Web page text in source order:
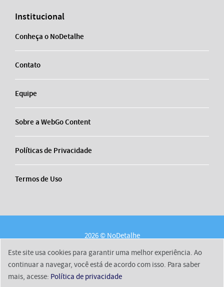
Institucional
Conheça o NoDetalhe
Contato
Equipe
Sobre a WebGo Content
Políticas de Privacidade
Termos de Uso
2026 © NoDetalhe
Sobre a WebGo Content
Políticas de Privacidade
Termos de Uso
Este site usa cookies para garantir uma melhor experiência. Ao
continuar a navegar, você está de acordo com isso. Para saber
mais, acesse: Política de privacidade